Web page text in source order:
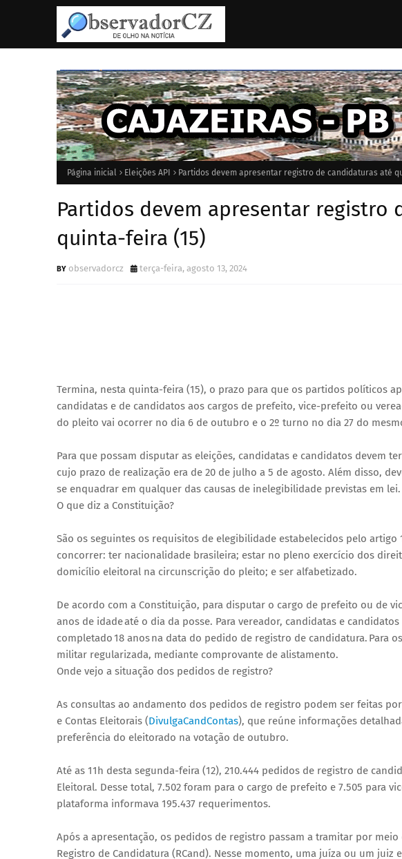
Página inicial Eleições API Partidos devem apresentar registro de candidaturas até
Partidos devem apresentar registro
quinta-feira (15)
observadorcz terça-feira, agosto 13, 2024
Termina, nesta quinta-feira (15), o prazo para que os partidos políticos
candidatas e de candidatos aos cargos de prefeito, vice-prefeito ou
do pleito vai ocorrer no dia 6 de outubro e o 2º turno no dia 27 do
Para que possam disputar as eleições, candidatas e candidatos devem
cujo prazo de realização era de 20 de julho a 5 de agosto. Além disso,
se enquadrar em qualquer das causas de inelegibilidade previstas em lei.
O que diz a Constituição?
São os seguintes os requisitos de elegibilidade estabelecidos pelo artigo
concorrer: ter nacionalidade brasileira; estar no pleno exercício dos
domicílio eleitoral na circunscrição do pleito; e ser alfabetizado.
De acordo com a Constituição, para disputar o cargo de prefeito ou de
anos de idade até o dia da posse. Para vereador, candidatas e
completado 18 anos na data do pedido de registro de candidatura. Para
militar regularizada, mediante comprovante de alistamento.
Onde vejo a situação dos pedidos de registro?
As consultas ao andamento dos pedidos de registro podem ser feitas
e Contas Eleitorais (DivulgaCandContas), que reúne informações
preferência do eleitorado na votação de outubro.
Até as 11h desta segunda-feira (12), 210.444 pedidos de registro de
Eleitoral. Desse total, 7.502 foram para o cargo de prefeito e 7.505 para
plataforma informava 195.437 requerimentos.
Após a apresentação, os pedidos de registro passam a tramitar por meio
Registro de Candidatura (RCand). Nesse momento, uma juíza ou um